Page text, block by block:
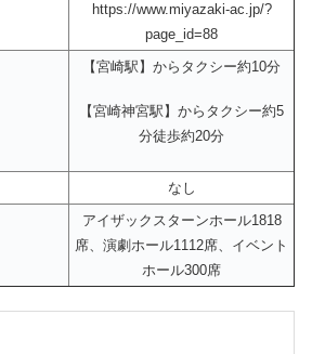
https://www.miyazaki-ac.jp/?
page_id=88
【宮崎駅】からタクシー約10分
【宮崎神宮駅】からタクシー約5
分徒歩約20分
なし
アイザックスターンホール1818
席、演劇ホール1112席、イベント
ホール300席